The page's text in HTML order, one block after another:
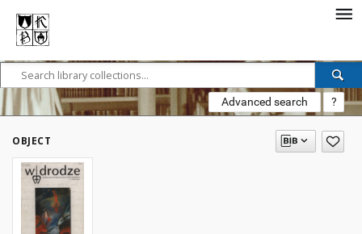
Advanced search ?
OBJECT